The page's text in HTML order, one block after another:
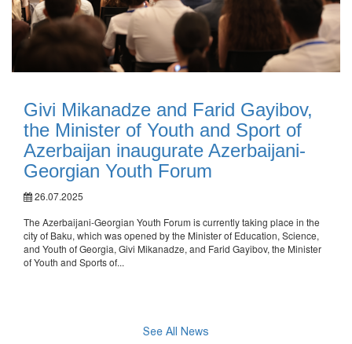
Givi Mikanadze and Farid Gayibov,
the Minister of Youth and Sport of
Azerbaijan inaugurate Azerbaijani-
Georgian Youth Forum
26.07.2025
The Azerbaijani-Georgian Youth Forum is currently taking place in the
city of Baku, which was opened by the Minister of Education, Science,
and Youth of Georgia, Givi Mikanadze, and Farid Gayibov, the Minister
of Youth and Sports of...
See All News